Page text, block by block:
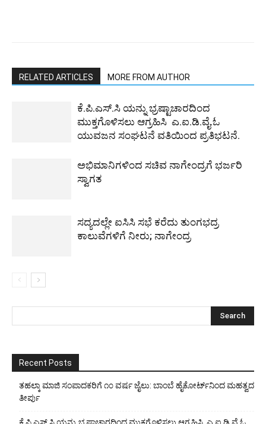
RELATED ARTICLES MORE FROM AUTHOR
ಕೆ.ಪಿ.ಎಸ್.ಸಿ ಯನ್ನು ಭ್ರಷ್ಟಾಚಾರದಿಂದ
ಮುಕ್ತಗೊಳಿಸಲು ಆಗ್ರಹಿಸಿ ಎ.ಐ.ಡಿ.ವೈ.ಓ
ಯುವಜನ ಸಂಘಟನೆ ವತಿಯಿಂದ ಪ್ರತಿಭಟನೆ.
ಅಭಿಮಾನಿಗಳಿಂದ ಸಚಿವ ನಾಗೇಂದ್ರಗೆ ಭರ್ಜರಿ
ಸ್ವಾಗತ
ಸದ್ಯದಲ್ಲೇ ಐಸಿಸಿ ಸಭೆ ಕರೆದು ತುಂಗಭದ್ರ
ಕಾಲುವೆಗಳಿಗೆ ನೀರು; ನಾಗೇಂದ್ರ
Recent Posts
ತಹಲ್ಕಾ ಮಾಜಿ ಸಂಪಾದಕರಿಗೆ ೧೦ ವರ್ಷ ಜೈಲು: ಬಾಂಬೆ ಹೈಕೋರ್ಟ್‌ನಿಂದ ಮಹತ್ವದ
ತೀರ್ಪು